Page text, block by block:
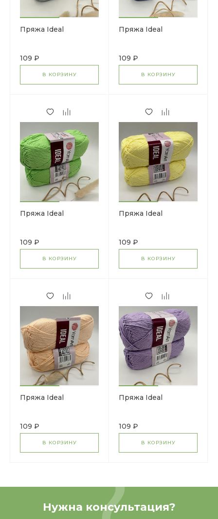
Пряжа Ideal
109 ₽
В КОРЗИНУ
Пряжа Ideal
109 ₽
В КОРЗИНУ
Пряжа Ideal
109 ₽
В КОРЗИНУ
Пряжа Ideal
109 ₽
В КОРЗИНУ
Пряжа Ideal
109 ₽
В КОРЗИНУ
Пряжа Ideal
109 ₽
В КОРЗИНУ
Нужна консультация?